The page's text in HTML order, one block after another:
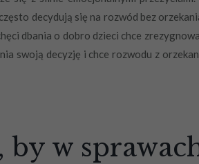
decydują się na rozwód bez
dbania o dobro dzieci chce
swoją decyzję i chce rozwodu z
by w